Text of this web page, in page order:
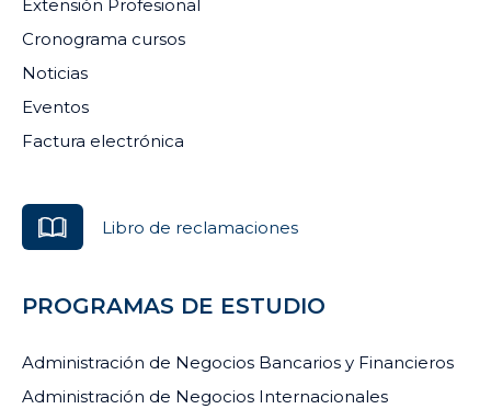
Extensión Profesional
Cronograma cursos
Noticias
Eventos
Factura electrónica
Libro de reclamaciones
PROGRAMAS DE ESTUDIO
Administración de Negocios Bancarios y Financieros
Administración de Negocios Internacionales